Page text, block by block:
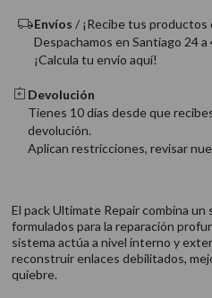
Envíos / ¡Recibe tus productos
Despachamos en Santiago 24 a
¡Calcula tu envío aquí!
Devolución
Tienes 10 días desde que
devolución.
Aplican restricciones, revisar
El pack Ultimate Repair combina un
formulados para la reparación
sistema actúa a nivel interno y
reconstruir enlaces debilitados,
quiebre.